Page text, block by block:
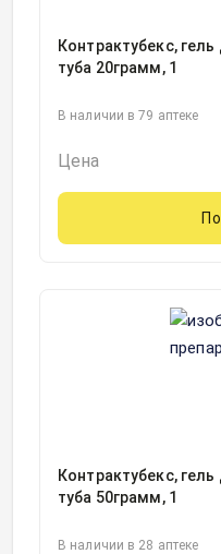
Контрактубекс,
туба 20грамм, 1
В наличии в 79 аптеке
Цена
Контрактубекс,
туба 50грамм, 1
В наличии в 28 аптеке